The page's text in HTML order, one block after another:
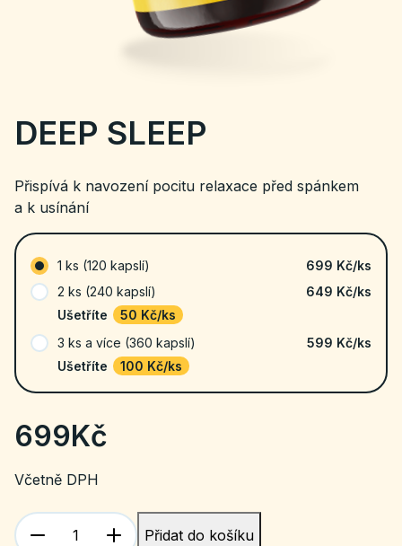
DEEP SLEEP
Přispívá k navození pocitu relaxace před spánkem
a k usínání
1 ks (120 kapslí) 699 Kč/ks
2 ks (240 kapslí)
649 Kč/ks
Ušetříte
50 Kč/ks
3 ks a více (360 kapslí)
599 Kč/ks
Ušetříte
100 Kč/ks
699Kč
Včetně DPH
Přidat do košíku